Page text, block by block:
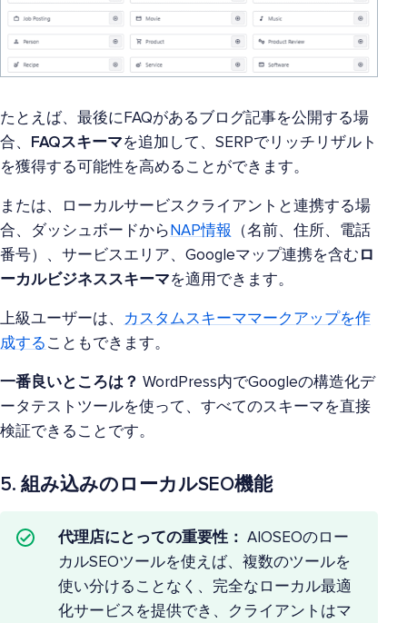
たとえば、最後にFAQがあるブログ記事を公開する場
合、
FAQスキーマを追加して、SERPでリッチリザルト
を獲得する可能性を高めることができます。
または、ローカルサービスクライアントと連携する場
合、ダッシュボードから NAP情報
（名前、住所、電話
番号）、サービスエリア、Googleマップ連携を含む ロ
ーカルビジネススキーマを適用できます。
上級ユーザーは、
カスタムスキーママークアップを作
成する こともできます。
一番良いところは？ WordPress内でGoogleの構造化デ
ータテストツールを使って、すべてのスキーマを直接
検証できることです。
5. 組み込みのローカルSEO機能
代理店にとっての重要性： AIOSEOのロー
カルSEOツールを使えば、複数のツールを
使い分けることなく、完全なローカル最適
化サービスを提供でき、クライアントはマ